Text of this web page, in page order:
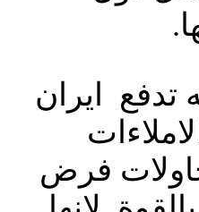
ايران
فرض